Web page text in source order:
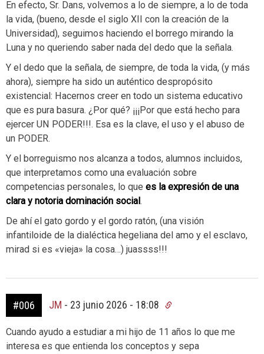
En efecto, Sr. Dans, volvemos a lo de siempre, a lo de toda
la vida, (bueno, desde el siglo XII con la creación de la
Universidad), seguimos haciendo el borrego mirando la
Luna y no queriendo saber nada del dedo que la señala.
Y el dedo que la señala, de siempre, de toda la vida, (y más
ahora), siempre ha sido un auténtico despropósito
existencial: Hacernos creer en todo un sistema educativo
que es pura basura. ¿Por qué? ¡¡¡Por que está hecho para
ejercer UN PODER!!!. Esa es la clave, el uso y el abuso de
un PODER.
Y el borreguismo nos alcanza a todos, alumnos incluidos,
que interpretamos como una evaluación sobre
competencias personales, lo que es la expresión de una
clara y notoria dominación social .
De ahí el gato gordo y el gordo ratón, (una visión
infantiloide de la dialéctica hegeliana del amo y el esclavo,
mirad si es «vieja» la cosa…) juassss!!!
#006 JM - 23 junio 2026 - 18:08
Cuando ayudo a estudiar a mi hijo de 11 años lo que me
interesa es que entienda los conceptos y sepa